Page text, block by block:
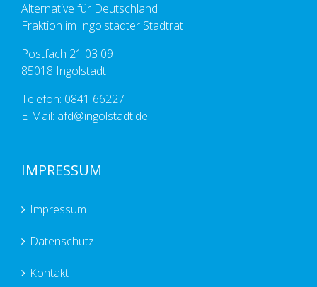
Alternative für Deutschland
Fraktion im Ingolstädter Stadtrat
Postfach 21 03 09
85018 Ingolstadt
Telefon: 0841 66227
E-Mail: afd@ingolstadt.de
IMPRESSUM
Impressum
Datenschutz
Kontakt